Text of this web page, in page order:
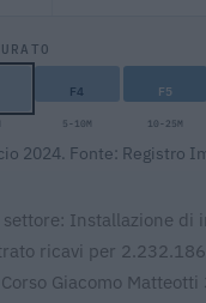
F4 F5
5-10M 10-25M
2024. Fonte: Registro
Installazione
ricavi per
Giacomo Matteotti